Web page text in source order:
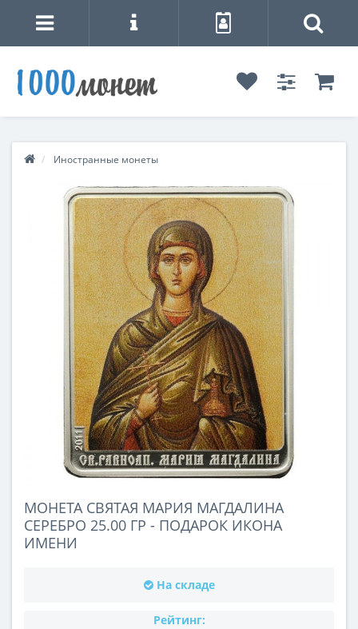
Иностранные монеты
МОНЕТА СВЯТАЯ МАРИЯ МАГДАЛИНА
СЕРЕБРО 25.00 ГР - ПОДАРОК ИКОНА
ИМЕНИ
На складе
Рейтинг: